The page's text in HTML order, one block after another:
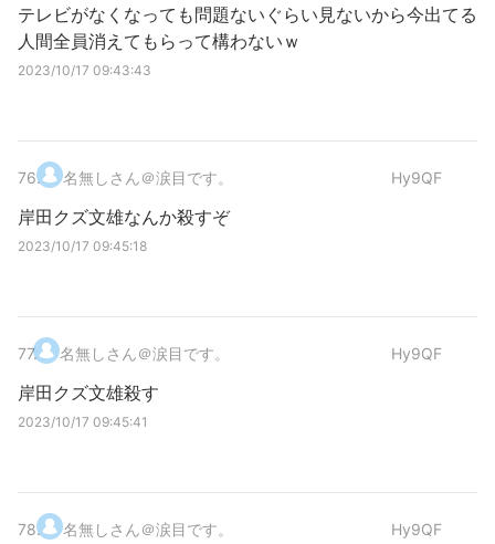
テレビがなくなっても問題ないぐらい見ないから今出てる
人間全員消えてもらって構わないｗ
2023/10/17 09:43:43
76. 名無しさん＠涙目です。 Hy9QF
岸田クズ文雄なんか殺すぞ
2023/10/17 09:45:18
77. 名無しさん＠涙目です。 Hy9QF
岸田クズ文雄殺す
2023/10/17 09:45:41
78. 名無しさん＠涙目です。 Hy9QF